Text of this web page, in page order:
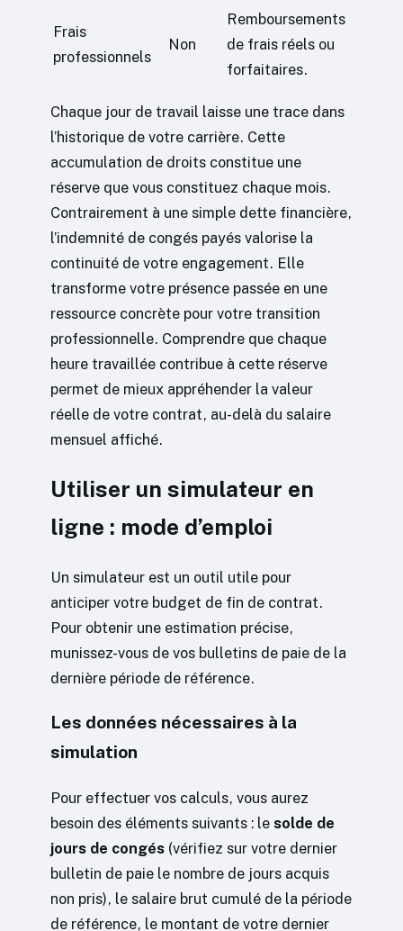
Frais
professionnels
Non
Remboursements
de frais réels ou
forfaitaires.
Chaque jour de travail laisse une trace dans
l’historique de votre carrière. Cette
accumulation de droits constitue une
réserve que vous constituez chaque mois.
Contrairement à une simple dette financière,
l’indemnité de congés payés valorise la
continuité de votre engagement. Elle
transforme votre présence passée en une
ressource concrète pour votre transition
professionnelle. Comprendre que chaque
heure travaillée contribue à cette réserve
permet de mieux appréhender la valeur
réelle de votre contrat, au-delà du salaire
mensuel affiché.
Utiliser un simulateur en
ligne : mode d’emploi
Un simulateur est un outil utile pour
anticiper votre budget de fin de contrat.
Pour obtenir une estimation précise,
munissez-vous de vos bulletins de paie de la
dernière période de référence.
Les données nécessaires à la
simulation
Pour effectuer vos calculs, vous aurez
besoin des éléments suivants : le solde de
jours de congés (vérifiez sur votre dernier
bulletin de paie le nombre de jours acquis
non pris), le salaire brut cumulé de la période
de référence, le montant de votre dernier